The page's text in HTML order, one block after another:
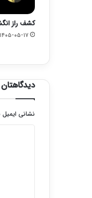
کشف راز
۱۴۰۵-۰۵-۱۷
نشانی